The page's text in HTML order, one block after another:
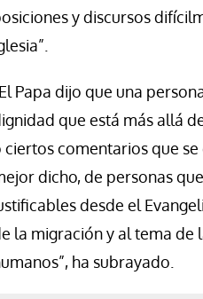
y discursos
Papa dijo que una
que está más allá
ciertos comentarios que
dicho, de personas
desde el
la migración y al tema de
ha subrayado.